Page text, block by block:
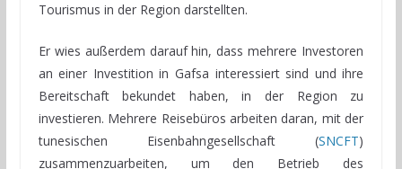
Tourismus in der Region darstellten.
Er wies außerdem darauf hin, dass mehrere Investoren
an einer Investition in Gafsa interessiert sind und ihre
Bereitschaft bekundet haben, in der Region zu
investieren. Mehrere Reisebüros arbeiten daran, mit der
tunesischen Eisenbahngesellschaft (SNCFT)
zusammenzuarbeiten, um den Betrieb des